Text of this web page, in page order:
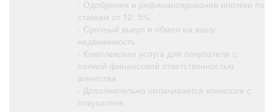
- Одобрение и рефинансирование ипотеки по
ставкам от 12, 5%
- Срочный выкуп и обмен на вашу
недвижимость
- Комплексная услуга для покупателя с
полной финансовой ответственностью
агентства
- Дополнительно оплачивается комиссия с
покупателя